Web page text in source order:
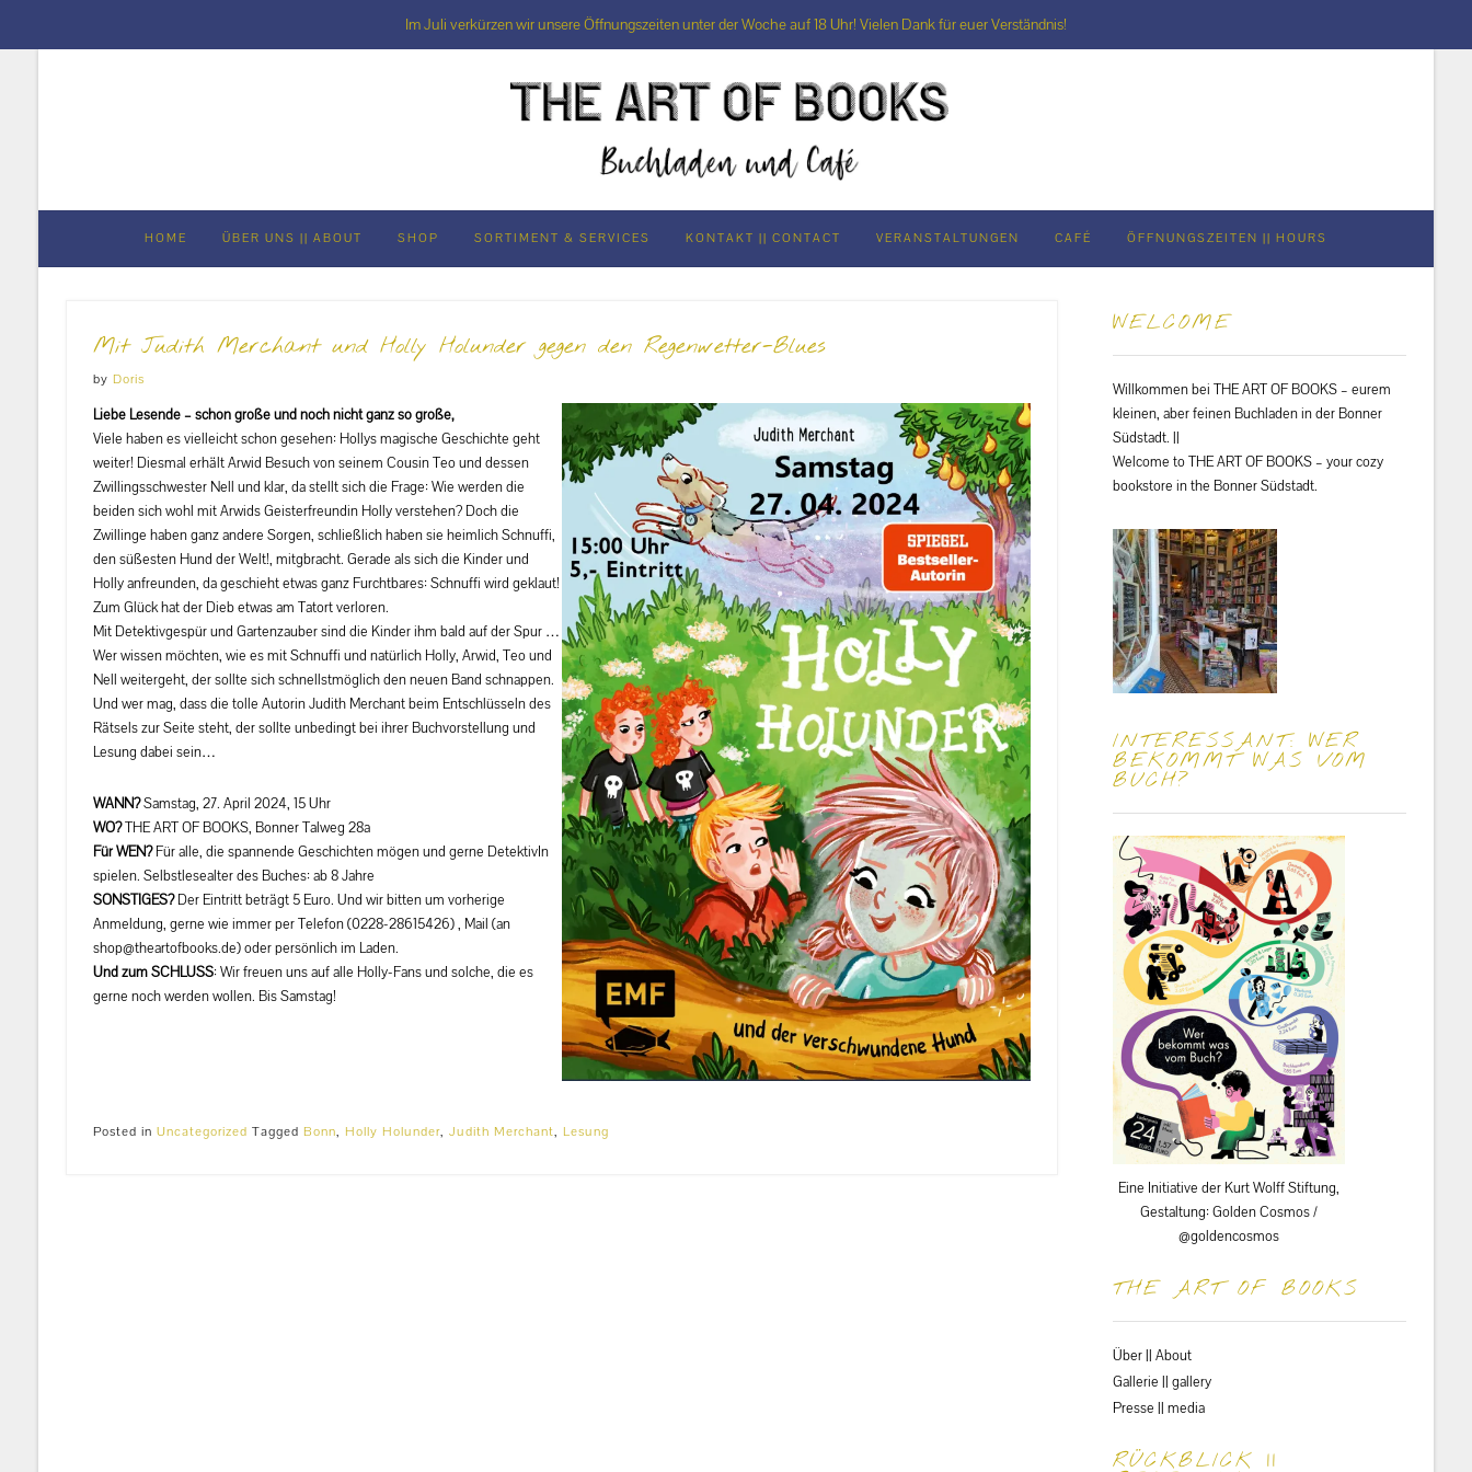
Im Juli verkürzen wir unsere Öffnungszeiten unter der Woche auf 18 Uhr! Vielen Dank für euer Verständnis!
HOME ÜBER UNS || ABOUT SHOP SORTIMENT & SERVICES KONTAKT || CONTACT VERANSTALTUNGEN CAFÉ ÖFFNUNGSZEITEN || HOURS
Mit Judith Merchant und Holly Holunder gegen den Regenwetter-Blues
by Doris
Liebe Lesende – schon große und noch nicht ganz so große,
Viele haben es vielleicht schon gesehen: Hollys magische Geschichte geht
weiter! Diesmal erhält Arwid Besuch von seinem Cousin Teo und dessen
Zwillingsschwester Nell und klar, da stellt sich die Frage: Wie werden die
beiden sich wohl mit Arwids Geisterfreundin Holly verstehen? Doch die
Zwillinge haben ganz andere Sorgen, schließlich haben sie heimlich Schnuffi,
den süßesten Hund der Welt!, mitgbracht. Gerade als sich die Kinder und
Holly anfreunden, da geschieht etwas ganz Furchtbares: Schnuffi wird geklaut!
Zum Glück hat der Dieb etwas am Tatort verloren.
Mit Detektivgespür und Gartenzauber sind die Kinder ihm bald auf der Spur …
Wer wissen möchten, wie es mit Schnuffi und natürlich Holly, Arwid, Teo und
Nell weitergeht, der sollte sich schnellstmöglich den neuen Band schnappen.
Und wer mag, dass die tolle Autorin Judith Merchant beim Entschlüsseln des
Rätsels zur Seite steht, der sollte unbedingt bei ihrer Buchvorstellung und
Lesung dabei sein…
WANN?Samstag, 27. April 2024, 15 Uhr
WO?THE ART OF BOOKS, Bonner Talweg 28a
Für WEN?Für alle, die spannende Geschichten mögen und gerne DetektivIn
spielen. Selbstlesealter des Buches: ab 8 Jahre
SONSTIGES?Der Eintritt beträgt 5 Euro. Und wir bitten um vorherige
Anmeldung, gerne wie immer per Telefon (0228-28615426) , Mail (an
shop@theartofbooks.de) oder persönlich im Laden.
Und zum SCHLUSS: Wir freuen uns auf alle Holly-Fans und solche, die es
gerne noch werden wollen. Bis Samstag!
Posted in Uncategorized Tagged Bonn, Holly Holunder, Judith Merchant, Lesung
WELCOME
Willkommen bei THE ART OF BOOKS – eurem
kleinen, aber feinen Buchladen in der Bonner
Südstadt. ||
Welcome to THE ART OF BOOKS – your cozy
bookstore in the Bonner Südstadt.
INTERESSANT: WER
BEKOMMT WAS VOM
BUCH?
Eine Initiative der Kurt Wolff Stiftung,
Gestaltung: Golden Cosmos /
@goldencosmos
THE ART OF BOOKS
Über || About
Gallerie || gallery
Presse || media
RÜCKBLICK ||